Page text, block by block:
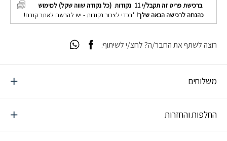
ברכישת פריט זה תקבל/י11 נקודות (כל נקודה שווה שקל) למימוש
כהנחה לרכישה הבאה שלך! *בכדי לצבור נקודות - יש להרשם לאתר קודם!
משלוחים
החלפות והחזרות
רוצה לשתף את החבר/ה? לחצ/י לשיתוף: